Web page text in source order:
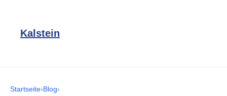
Kalstein
Startseite›Blog›